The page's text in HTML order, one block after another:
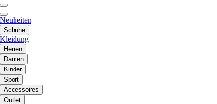
Neuheiten
Schuhe
Kleidung
Herren
Damen
Kinder
Sport
Accessoires
Outlet